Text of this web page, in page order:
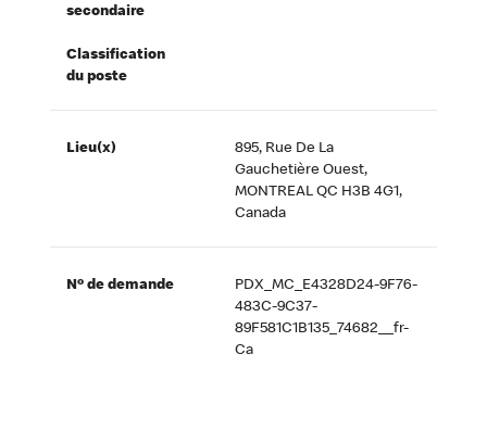
secondaire
Classification
du poste
Lieu(x)
895, Rue De La
Gauchetière Ouest,
MONTREAL QC H3B 4G1,
Canada
Nº de demande
PDX_MC_E4328D24-9F76-
483C-9C37-
89F581C1B135_74682__fr-
Ca